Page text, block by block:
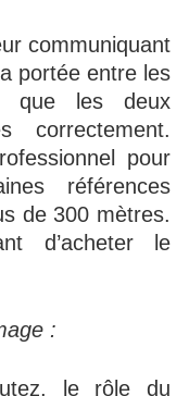
communiquant
portée entre les
que les deux
correctement.
pour
références
de 300 mètres.
d’acheter le
:
le rôle du